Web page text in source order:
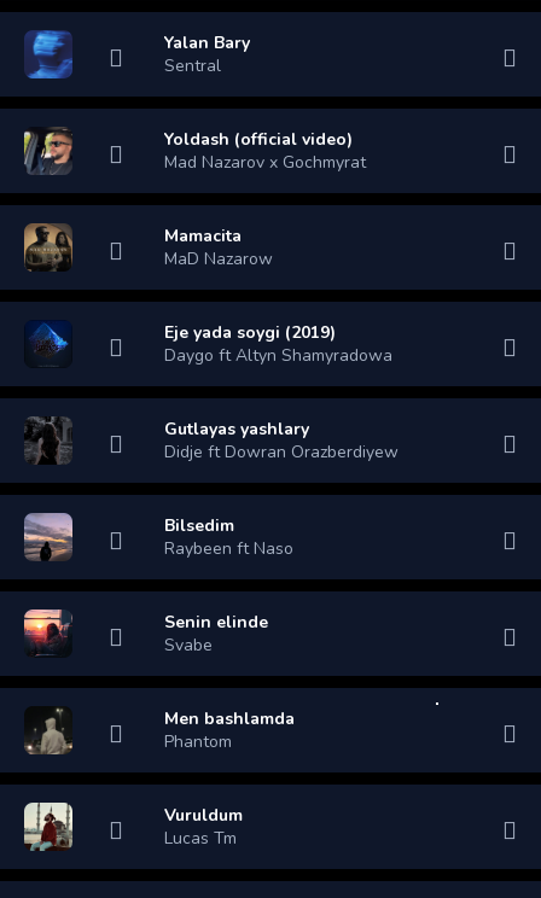
Yalan Bary
Sentral
Yoldash (official video)
Mad Nazarov x Gochmyrat
Mamacita
MaD Nazarow
Eje yada soygi (2019)
Daygo ft Altyn Shamyradowa
Gutlayas yashlary
Didje ft Dowran Orazberdiyew
Bilsedim
Raybeen ft Naso
Senin elinde
Svabe
Men bashlamda
Phantom
Vuruldum
Lucas Tm